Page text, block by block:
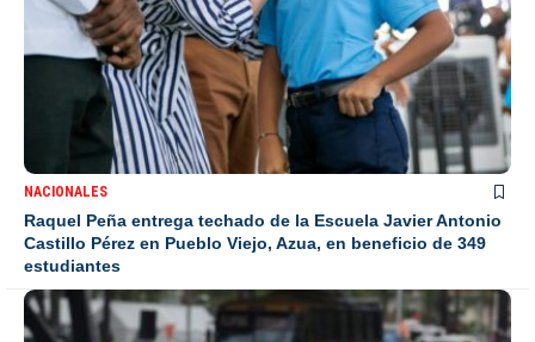
NACIONALES
Raquel Peña entrega techado de la Escuela Javier Antonio
Castillo Pérez en Pueblo Viejo, Azua, en beneficio de 349
estudiantes